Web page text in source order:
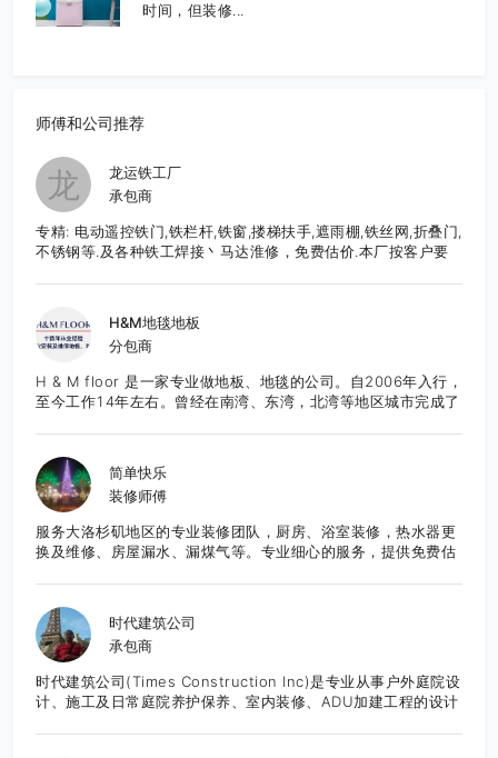
时间，但装修...
师傅和公司推荐
龙
龙运铁工厂
承包商
专精: 电动遥控铁门,铁栏杆,铁窗,搂梯扶手,遮雨棚,铁丝网,折叠门,
不锈钢等.及各种铁工焊接丶马达淮修，免费估价.本厂按客户要
H&M地毯地板
分包商
H & M floor 是一家专业做地板、地毯的公司。自2006年入行，
至今工作14年左右。曾经在南湾、东湾，北湾等地区城市完成了
务于湾区的城市。 先提供免费报价咨询服务。
简单快乐
装修师傅
服务大洛杉矶地区的专业装修团队，厨房、浴室装修，热水器更
换及维修、房屋漏水、漏煤气等。专业细心的服务，提供免费估
时代建筑公司
承包商
时代建筑公司(Times Construction Inc)是专业从事户外庭院设
计、施工及日常庭院养护保养、室内装修、ADU加建工程的设计